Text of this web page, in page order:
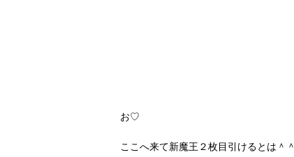
お♡
ここへ来て新魔王２枚目引けるとは＾＾